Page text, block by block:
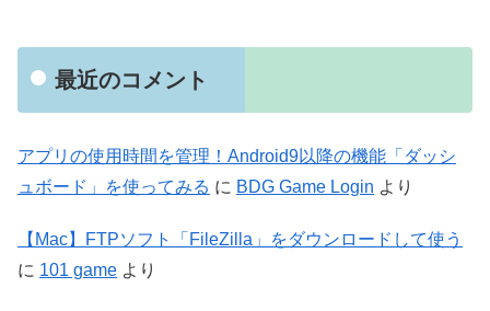
最近のコメント
アプリの使用時間を管理！Android9以降の機能「ダッシ
ュボード」を使ってみる に BDG Game Login より
【Mac】FTPソフト「FileZilla」をダウンロードして使う
に 101 game より